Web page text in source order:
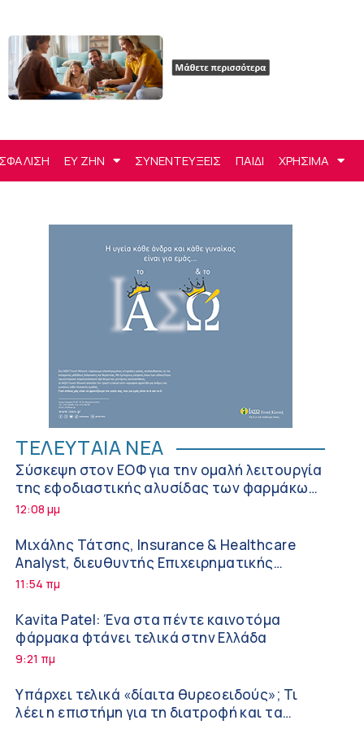
ΕΥ ΖΗΝ ΣΥΝΕΝΤΕΥΞΕΙΣ ΠΑΙΔΙ ΧΡΗΣΙΜΑ
ΤΕΛΕΥΤΑΙΑ ΝΕΑ
Σύσκεψη στον ΕΟΦ για την ομαλή λειτουργία
της εφοδιαστικής αλυσίδας των φαρμάκων
στη διάρκεια του καλοκαιριού
12:08 μμ
Μιχάλης Τάτσης, Insurance & Healthcare
Analyst, διευθυντής Επιχειρηματικής
Ανάπτυξης Ομίλου HHG
11:54 πμ
Kavita Patel: Ένα στα πέντε καινοτόμα
φάρμακα φτάνει τελικά στην Ελλάδα
9:21 πμ
Υπάρχει τελικά «δίαιτα θυρεοειδούς»; Τι
λέει η επιστήμη για τη διατροφή και τα